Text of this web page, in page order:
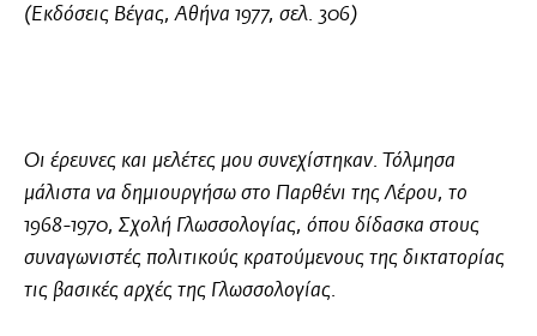
(Εκδόσεις Βέγας, Αθήνα 1977, σελ. 306)
Οι έρευνες και μελέτες μου συνεχίστηκαν. Τόλμησα
μάλιστα να δημιουργήσω στο Παρθένι της Λέρου, το
1968-1970, Σχολή Γλωσσολογίας, όπου δίδασκα στους
συναγωνιστές πολιτικούς κρατούμενους της δικτατορίας
τις βασικές αρχές της Γλωσσολογίας.